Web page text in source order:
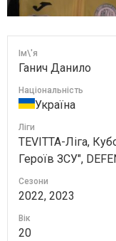
Ім\'я
Ганич Данило
Національність
Україна
Ліги
TEVITTA-Ліга,
Героїв ЗСУ",
Сезони
2022, 2023
Вік
20